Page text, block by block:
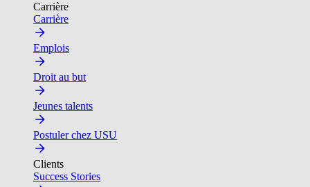
Carrière
Carrière
Emplois
Droit au but
Jeunes talents
Postuler chez USU
Clients
Success Stories